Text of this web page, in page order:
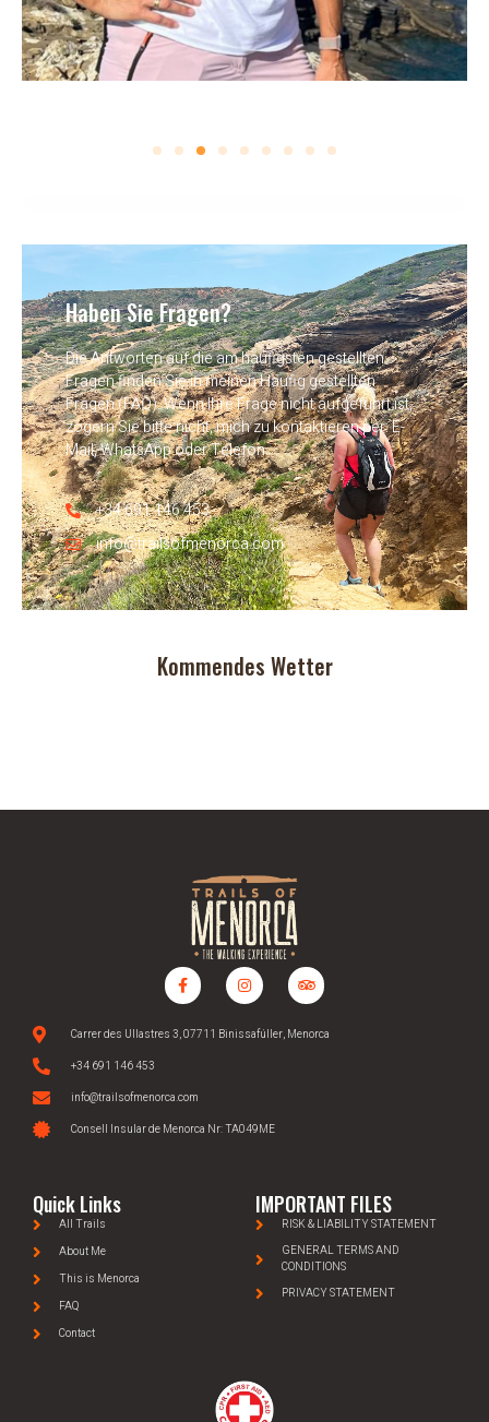
Haben Sie Fragen?
Die Antworten auf die am häufigsten gestellten
Fragen finden Sie in meinen Häufig gestellten
Fragen (FAQ). Wenn Ihre Frage nicht aufgeführt ist,
zögern Sie bitte nicht, mich zu kontaktieren per: E-
Mail, WhatsApp oder Telefon.
+34 691 146 453
info@trailsofmenorca.com
Kommendes Wetter
Carrer des Ullastres 3, 07711 Binissafúller, Menorca
+34 691 146 453
info@trailsofmenorca.com
Consell Insular de Menorca Nr: TA049ME
Quick Links
All Trails
About Me
This is Menorca
FAQ
Contact
IMPORTANT FILES
RISK & LIABILITY STATEMENT
GENERAL TERMS AND
CONDITIONS
PRIVACY STATEMENT